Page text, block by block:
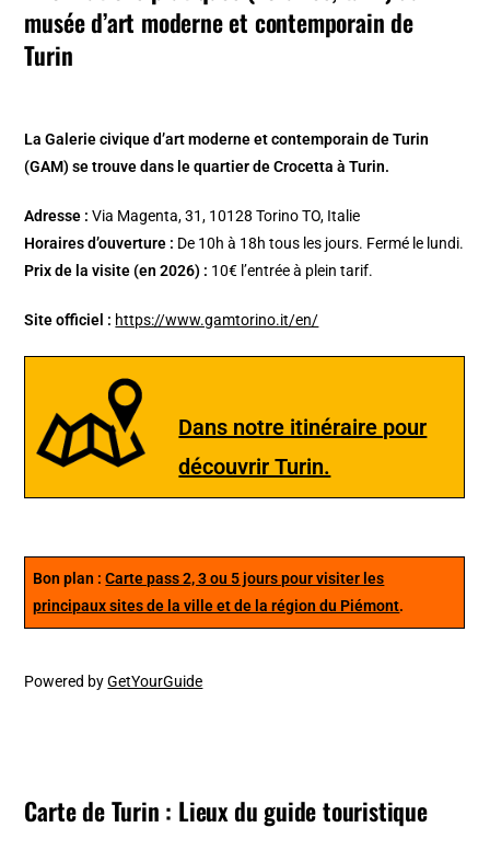
musée d’art moderne et contemporain de
Turin
La Galerie civique d’art moderne et contemporain de Turin
(GAM) se trouve dans le quartier de Crocetta à Turin.
Adresse : Via Magenta, 31, 10128 Torino TO, Italie
Horaires d’ouverture : De 10h à 18h tous les jours. Fermé le lundi.
Prix de la visite (en 2026) : 10€ l’entrée à plein tarif.
Site officiel : https://www.gamtorino.it/en/
Dans notre itinéraire pour
découvrir Turin.
Bon plan :Carte pass 2, 3 ou 5 jours pour visiter les
principaux sites de la ville et de la région du Piémont.
Powered byGetYourGuide
Carte de Turin : Lieux du guide touristique